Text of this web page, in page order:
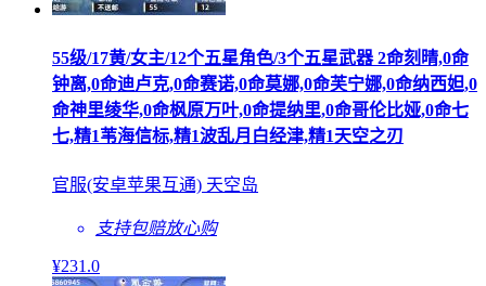
55级/17黄/女主/12个五星角色/3个五星武器 2命刻晴,0命
钟离,0命迪卢克,0命赛诺,0命莫娜,0命芙宁娜,0命纳西妲,0
命神里绫华,0命枫原万叶,0命提纳里,0命哥伦比娅,0命七
七,精1苇海信标,精1波乱月白经津,精1天空之刃
官服(安卓苹果互通) 天空岛
支持包赔放心购
¥231 .0